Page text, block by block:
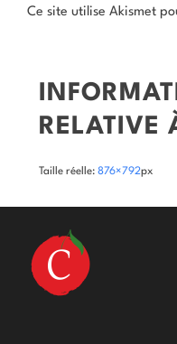
Ce site utilise Akismet
RELATIVE
Taille réelle: 876×792px